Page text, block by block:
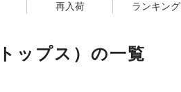
再入荷 ランキング
ップス）の一覧